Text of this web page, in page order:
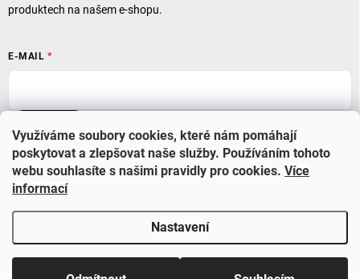
Využíváme soubory cookies, které nám pomáhají
poskytovat a zlepšovat naše služby. Používáním tohoto
webu souhlasíte s našimi pravidly pro cookies. Více
informací
Nastavení
Využijte nyní slevu 10% se slevovým kódem BS210 a také
produktech na našem e-shopu.
E-MAIL
Copyright 2026BABYSTAR. Všechna práva vyhrazena.Upravit nastavení